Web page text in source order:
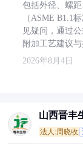
包括外径、螺
（ASME B1.1
见疑问，通过
附加工艺建议与
2026年8月4日
山西晋丰
法人:周晓收